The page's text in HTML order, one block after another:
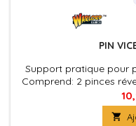
PIN
Support pratique pour
Comprend: 2 pinces
1,2 mm, 1,3 à 2,4
mm. Comprend une
d’efficacité. Livré
